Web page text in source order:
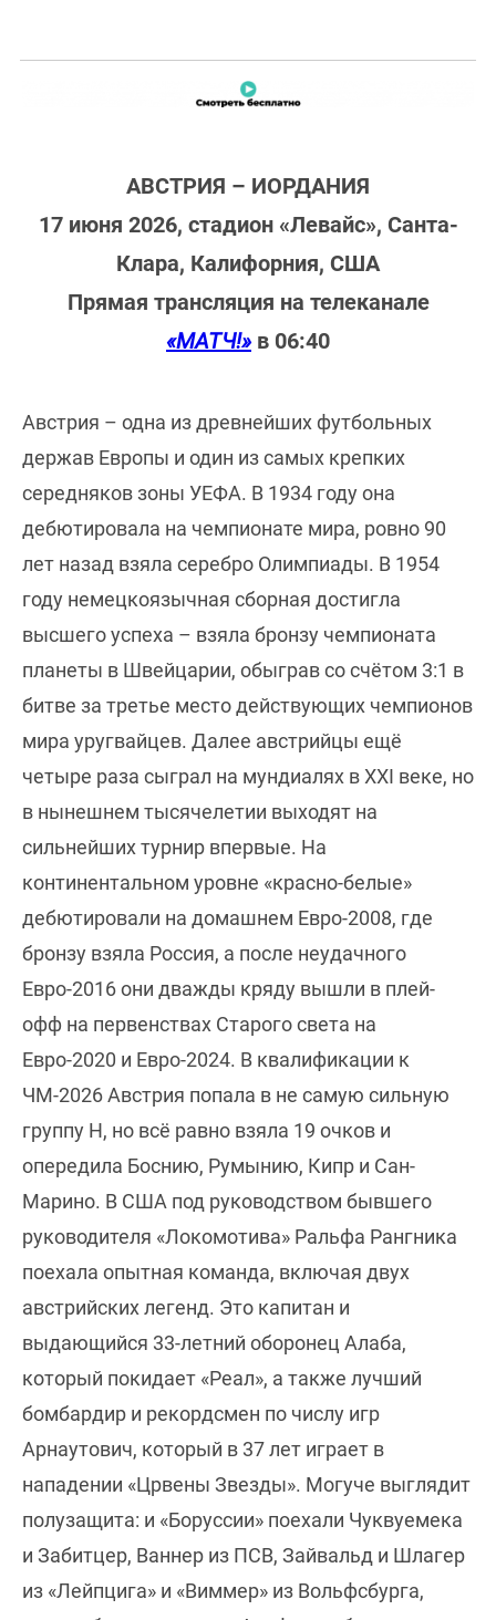
АВСТРИЯ – ИОРДАНИЯ
17 июня 2026, стадион «Левайс», Санта-
Клара, Калифорния, США
Прямая трансляция на телеканале
«МАТЧ!» в 06:40
Австрия – одна из древнейших футбольных
держав Европы и один из самых крепких
середняков зоны УЕФА. В 1934 году она
дебютировала на чемпионате мира, ровно 90
лет назад взяла серебро Олимпиады. В 1954
году немецкоязычная сборная достигла
высшего успеха – взяла бронзу чемпионата
планеты в Швейцарии, обыграв со счётом 3:1 в
битве за третье место действующих чемпионов
мира уругвайцев. Далее австрийцы ещё
четыре раза сыграл на мундиалях в XXI веке, но
в нынешнем тысячелетии выходят на
сильнейших турнир впервые. На
континентальном уровне «красно-белые»
дебютировали на домашнем Евро-2008, где
бронзу взяла Россия, а после неудачного
Евро-2016 они дважды кряду вышли в плей-
офф на первенствах Старого света на
Евро-2020 и Евро-2024. В квалификации к
ЧМ-2026 Австрия попала в не самую сильную
группу H, но всё равно взяла 19 очков и
опередила Боснию, Румынию, Кипр и Сан-
Марино. В США под руководством бывшего
руководителя «Локомотива» Ральфа Рангника
поехала опытная команда, включая двух
австрийских легенд. Это капитан и
выдающийся 33-летний оборонец Алаба,
который покидает «Реал», а также лучший
бомбардир и рекордсмен по числу игр
Арнаутович, который в 37 лет играет в
нападении «Црвены Звезды». Могуче выглядит
полузащита: и «Боруссии» поехали Чуквуемека
и Забитцер, Ваннер из ПСВ, Зайвальд и Шлагер
из «Лейпцига» и «Виммер» из Вольфсбурга,